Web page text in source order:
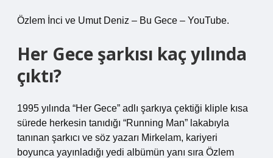
Özlem İnci ve Umut Deniz – Bu Gece – YouTube.
Her Gece şarkısı kaç yılında
çıktı?
1995 yılında “Her Gece” adlı şarkıya çektiği kliple kısa
sürede herkesin tanıdığı “Running Man” lakabıyla
tanınan şarkıcı ve söz yazarı Mirkelam, kariyeri
boyunca yayınladığı yedi albümün yanı sıra Özlem